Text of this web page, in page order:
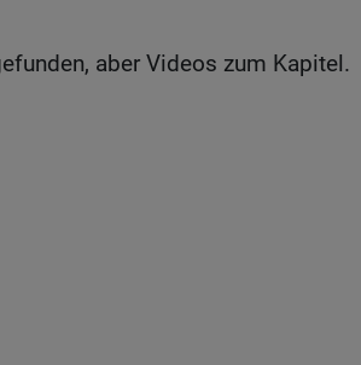
aber Videos zum Kapitel.